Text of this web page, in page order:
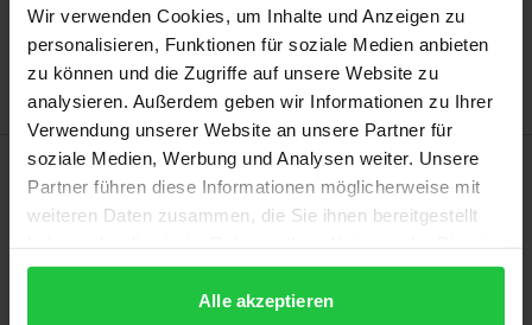
Wir verwenden Cookies, um Inhalte und Anzeigen zu
personalisieren, Funktionen für soziale Medien anbieten
zu können und die Zugriffe auf unsere Website zu
analysieren. Außerdem geben wir Informationen zu Ihrer
Verwendung unserer Website an unsere Partner für
soziale Medien, Werbung und Analysen weiter. Unsere
Partner führen diese Informationen möglicherweise mit
weiteren Daten zusammen, die Sie ihnen bereitgestellt
gesammelt haben.
Alle akzeptieren
Zur Wunschliste hinzufügen
Hinweise zu Versandkosten
Beschreibung
Buchpreisbindung in einem sich ändernden
Marktumfeld“ untersucht die Monopolkommission